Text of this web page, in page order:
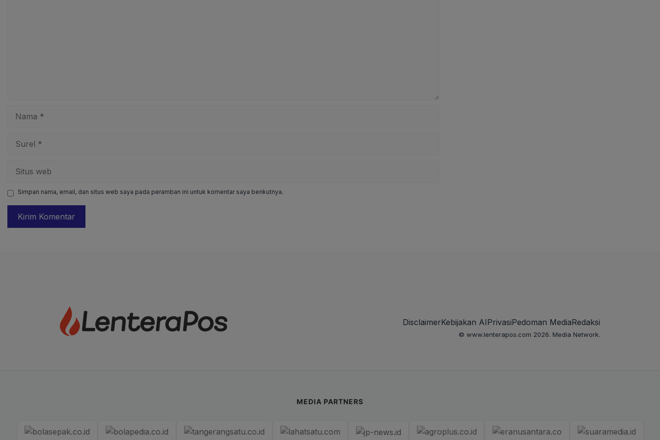
web
Simpan nama, email, dan situs web saya pada peramban ini untuk komentar saya berikutnya.
DisclaimerKebijakan AIPrivasiPedoman MediaRedaksi
© www.lenterapos.com 2026. Media Network.
MEDIA PARTNERS